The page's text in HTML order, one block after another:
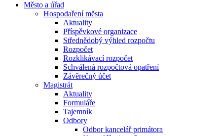
Město a úřad
Hospodaření města
Aktuality
Příspěvkové organizace
Střednědobý výhled rozpočtu
Rozpočet
Rozklikávací rozpočet
Schválená rozpočtová opatření
Závěrečný účet
Magistrát
Aktuality
Formuláře
Tajemník
Odbory
Odbor kancelář primátora